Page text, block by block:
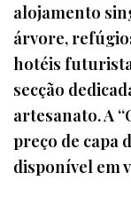
alojamento
árvore,
hotéis
secção
artesanato. A
preço de capa
disponível em